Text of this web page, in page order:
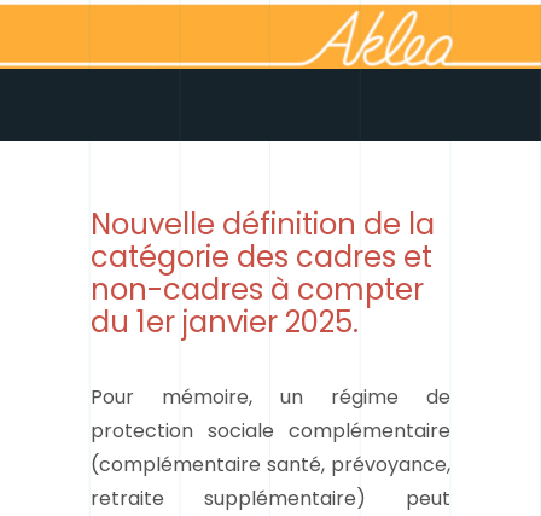
Nouvelle définition de la
catégorie des cadres et
non-cadres à compter
du 1er janvier 2025.
Pour mémoire, un régime de
protection sociale complémentaire
(complémentaire santé, prévoyance,
retraite supplémentaire) peut